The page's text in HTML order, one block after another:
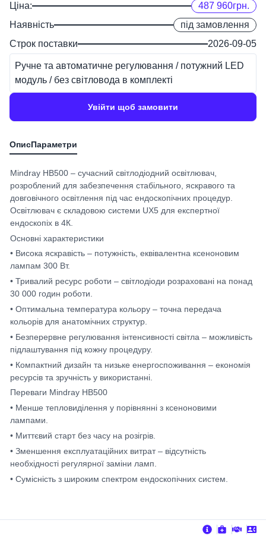
Ціна:
487 960грн.
Наявність
під замовлення
Строк поставки
2026-09-05
Ручне та автоматичне регулювання / потужний LED
модуль / без світловода в комплекті
Увійти щоб замовити
Mindray HB500 – сучасний світлодіодний освітлювач,
розроблений для забезпечення стабільного, яскравого та
довговічного освітлення під час ендоскопічних процедур.
Освітлювач є складовою системи UX5 для експертної
ендоскопіх в 4К.
Основні характеристики
• Висока яскравість – потужність, еквівалентна ксеноновим
лампам 300 Вт.
• Тривалий ресурс роботи – світлодіоди розраховані на понад
30 000 годин роботи.
• Оптимальна температура кольору – точна передача
кольорів для анатомічних структур.
• Безперервне регулювання інтенсивності світла – можливість
підлаштування під кожну процедуру.
• Компактний дизайн та низьке енергоспоживання – економія
ресурсів та зручність у використанні.
Переваги Mindray HB500
• Менше тепловиділення у порівнянні з ксеноновими
лампами.
• Миттєвий старт без часу на розігрів.
• Зменшення експлуатаційних витрат – відсутність
необхідності регулярної заміни ламп.
• Сумісність з широким спектром ендоскопічних систем.